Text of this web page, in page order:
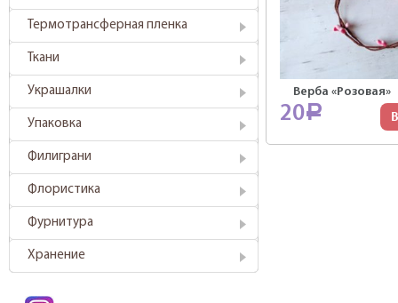
Термотрансферная пленка
Ткани
Украшалки
Упаковка
Филиграни
Флористика
Фурнитура
Хранение
Верба «Розовая»
20Р